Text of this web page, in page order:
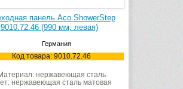
панель Aco ShowerStep
9010.72.46 (990 мм, левая)
Германия
Код товара: 9010.72.46
нержавеющая сталь
нержавеющая сталь матовая